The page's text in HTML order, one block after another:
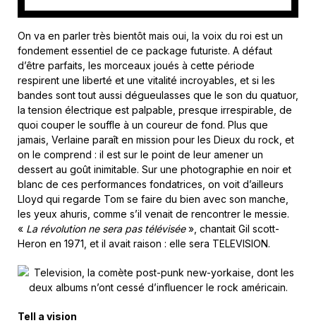
On va en parler très bientôt mais oui, la voix du roi est un
fondement essentiel de ce package futuriste. A défaut
d’être parfaits, les morceaux joués à cette période
respirent une liberté et une vitalité incroyables, et si les
bandes sont tout aussi dégueulasses que le son du quatuor,
la tension électrique est palpable, presque irrespirable, de
quoi couper le souffle à un coureur de fond. Plus que
jamais, Verlaine paraît en mission pour les Dieux du rock, et
on le comprend : il est sur le point de leur amener un
dessert au goût inimitable. Sur une photographie en noir et
blanc de ces performances fondatrices, on voit d’ailleurs
Lloyd qui regarde Tom se faire du bien avec son manche,
les yeux ahuris, comme s’il venait de rencontrer le messie.
« La révolution ne sera pas télévisée», chantait Gil scott-
Heron en 1971, et il avait raison : elle sera TELEVISION.
Tell a vision